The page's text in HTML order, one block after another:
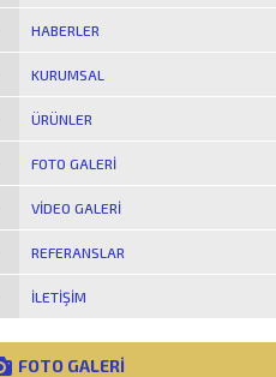
HABERLER
KURUMSAL
ÜRÜNLER
FOTO GALERI
VIDEO GALERI
REFERANSLAR
İLETIŞIM
FOTO GALERİ